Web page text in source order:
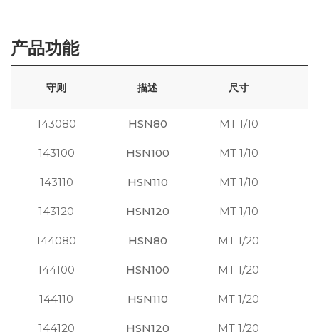
产品功能
守则 描述 尺寸
143080 HSN80 MT 1/10
143100 HSN100 MT 1/10
143110 HSN110 MT 1/10
143120 HSN120 MT 1/10
144080 HSN80 MT 1/20
144100 HSN100 MT 1/20
144110 HSN110 MT 1/20
144120 HSN120 MT 1/20